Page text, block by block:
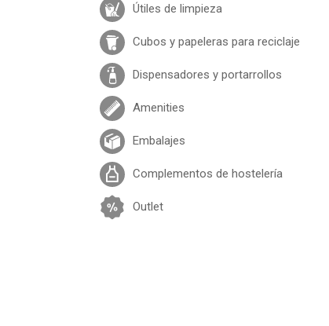
Útiles de limpieza
Cubos y papeleras para reciclaje
Dispensadores y portarrollos
Amenities
Embalajes
Complementos de hostelería
Outlet